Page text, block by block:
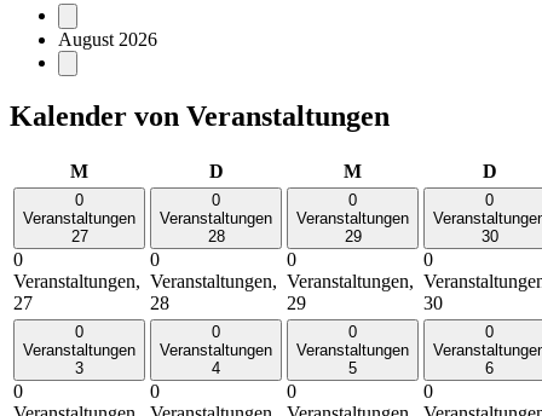
August 2026
Kalender von Veranstaltungen
M D M D
0
Veranstaltungen
27
0
Veranstaltungen,
27
0
Veranstaltungen
28
0
Veranstaltungen,
28
0
Veranstaltungen
29
0
Veranstaltungen,
29
0
30
0
30
0
Veranstaltungen
3
0
0
Veranstaltungen
4
0
0
Veranstaltungen
5
0
0
6
0